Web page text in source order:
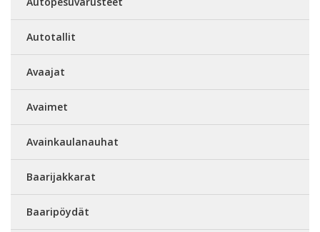
Autotallit
Avaajat
Avaimet
Avainkaulanauhat
Baarijakkarat
Baaripöydät